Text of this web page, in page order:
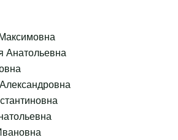
Анатольевна